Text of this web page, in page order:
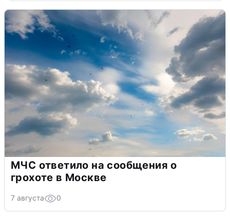
МЧС ответило на сообщения о
грохоте в Москве
7 августа 0